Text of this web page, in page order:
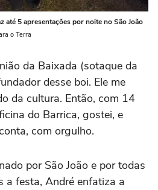
até 5 apresentações por noite no São João
o Terra
da Baixada (sotaque da
desse boi. Ele me
da cultura. Então, com 14
do Barrica, gostei, e
com orgulho.
por São João e por todas
a festa, André enfatiza a